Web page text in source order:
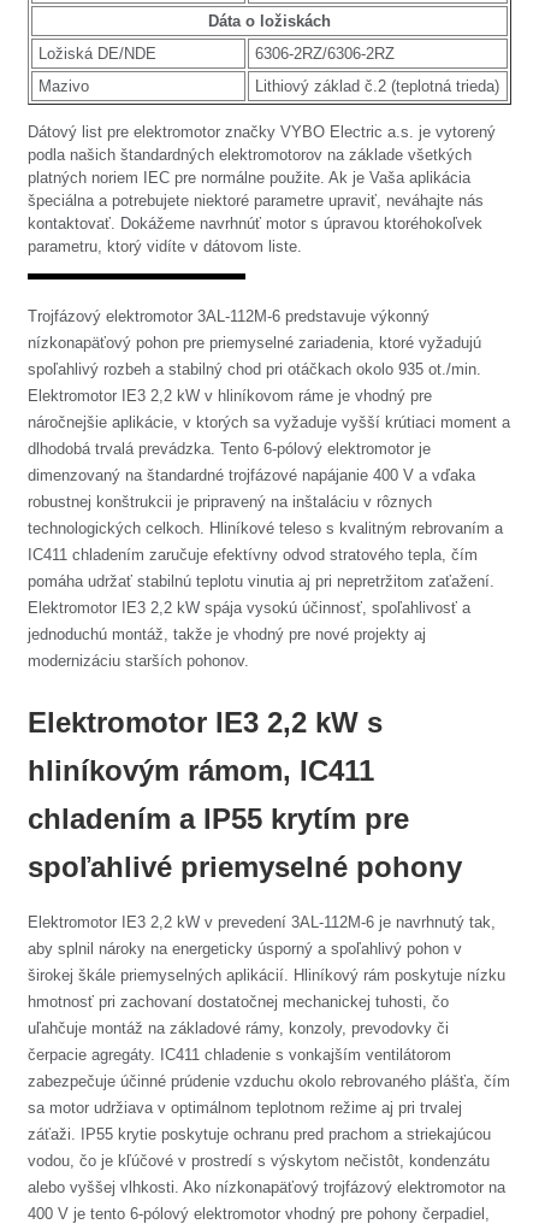
Dáta o ložiskách
Ložiská DE/NDE
6306-2RZ/6306-2RZ
Mazivo
Lithiový základ č.2 (teplotná trieda)
Dátový list pre elektromotor značky VYBO Electric a.s. je vytorený
podla našich štandardných elektromotorov na základe všetkých
platných noriem IEC pre normálne použite. Ak je Vaša aplikácia
špeciálna a potrebujete niektoré parametre upraviť, neváhajte nás
kontaktovať. Dokážeme navrhnúť motor s úpravou ktoréhokoľvek
parametru, ktorý vidíte v dátovom liste.
Trojfázový elektromotor 3AL-112M-6 predstavuje výkonný
nízkonapäťový pohon pre priemyselné zariadenia, ktoré vyžadujú
spoľahlivý rozbeh a stabilný chod pri otáčkach okolo 935 ot./min.
Elektromotor IE3 2,2 kW v hliníkovom ráme je vhodný pre
náročnejšie aplikácie, v ktorých sa vyžaduje vyšší krútiaci moment a
dlhodobá trvalá prevádzka. Tento 6-pólový elektromotor je
dimenzovaný na štandardné trojfázové napájanie 400 V a vďaka
robustnej konštrukcii je pripravený na inštaláciu v rôznych
technologických celkoch. Hliníkové teleso s kvalitným rebrovaním a
IC411 chladením zaručuje efektívny odvod stratového tepla, čím
pomáha udržať stabilnú teplotu vinutia aj pri nepretržitom zaťažení.
Elektromotor IE3 2,2 kW spája vysokú účinnosť, spoľahlivosť a
jednoduchú montáž, takže je vhodný pre nové projekty aj
modernizáciu starších pohonov.
Elektromotor IE3 2,2 kW s
hliníkovým rámom, IC411
chladením a IP55 krytím pre
spoľahlivé priemyselné pohony
Elektromotor IE3 2,2 kW v prevedení 3AL-112M-6 je navrhnutý tak,
aby splnil nároky na energeticky úsporný a spoľahlivý pohon v
širokej škále priemyselných aplikácií. Hliníkový rám poskytuje nízku
hmotnosť pri zachovaní dostatočnej mechanickej tuhosti, čo
uľahčuje montáž na základové rámy, konzoly, prevodovky či
čerpacie agregáty. IC411 chladenie s vonkajším ventilátorom
zabezpečuje účinné prúdenie vzduchu okolo rebrovaného plášťa, čím
sa motor udržiava v optimálnom teplotnom režime aj pri trvalej
záťaži. IP55 krytie poskytuje ochranu pred prachom a striekajúcou
vodou, čo je kľúčové v prostredí s výskytom nečistôt, kondenzátu
alebo vyššej vlhkosti. Ako nízkonapäťový trojfázový elektromotor na
400 V je tento 6-pólový elektromotor vhodný pre pohony čerpadiel,